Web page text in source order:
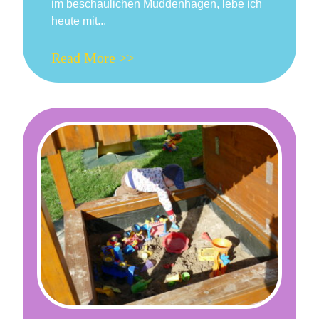
im beschaulichen Muddenhagen, lebe ich
heute mit...
Read More >>